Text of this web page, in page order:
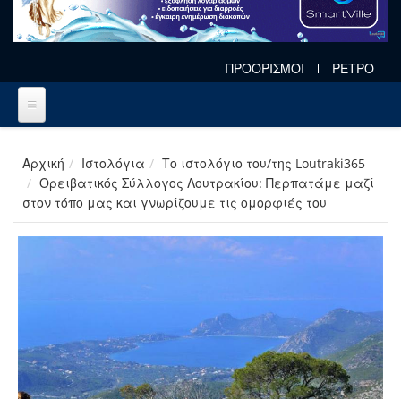
ΠΡΟΟΡΙΣΜΟΙ ΡΕΤΡΟ
Αρχική Ιστολόγια
Το ιστολόγιο του/της Loutraki365
Ορειβατικός Σύλλογος Λουτρακίου: Περπατάμε μαζί
στον τόπο μας και γνωρίζουμε τις ομορφιές του